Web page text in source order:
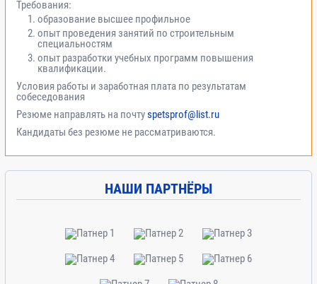
Требования:
образование высшее профильное
опыт проведения занятий по строительным
специальностям
опыт разработки учебных программ повышения
квалификации.
Условия работы и заработная плата по результатам
собеседования
Резюме направлять на почтуspetsprof@list.ru
Кандидаты без резюме не рассматриваются.
НАШИ ПАРТНЁРЫ